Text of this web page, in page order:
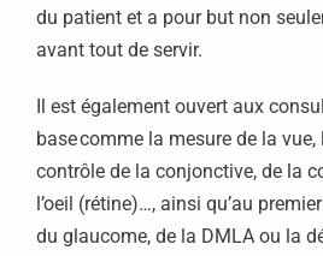
du patient et a pour but non
avant tout de servir.
Il est également ouvert aux
base comme la mesure de la vue,
contrôle de la conjonctive, de la
l’oeil (rétine)…, ainsi qu’au
du glaucome, de la DMLA ou la